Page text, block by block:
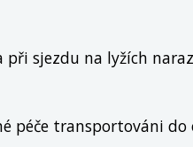
při sjezdu na lyžích
péče transportováni do